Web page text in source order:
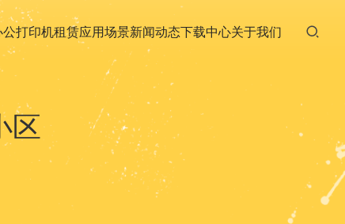
公打印机租赁应用场景新闻动态下载中心关于我们
区